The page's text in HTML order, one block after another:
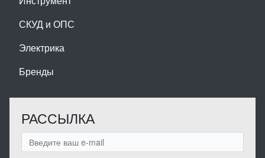
СКУД и ОПС
Электрика
Бренды
РАССЫЛКА